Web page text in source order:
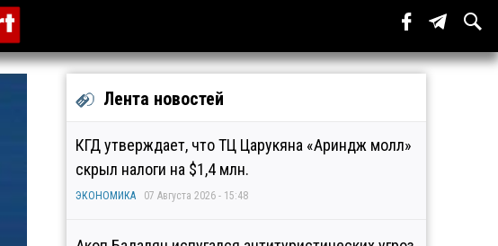
Лента новостей
КГД утверждает, что ТЦ Царукяна «Ариндж молл»
скрыл налоги на $1,4 млн.
ЭКОНОМИКА 07 Августа 2026 - 15:48